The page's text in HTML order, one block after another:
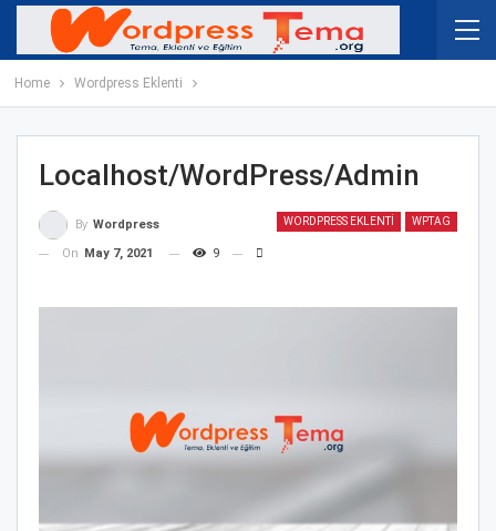
Home Wordpress Eklenti
Localhost/WordPress/Admin
WORDPRESS EKLENTI WPTAG
By Wordpress
On
May 7, 2021 9